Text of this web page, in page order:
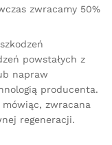
zwracamy 50%
powstałych z
napraw
producenta.
zwracana
regeneracji.